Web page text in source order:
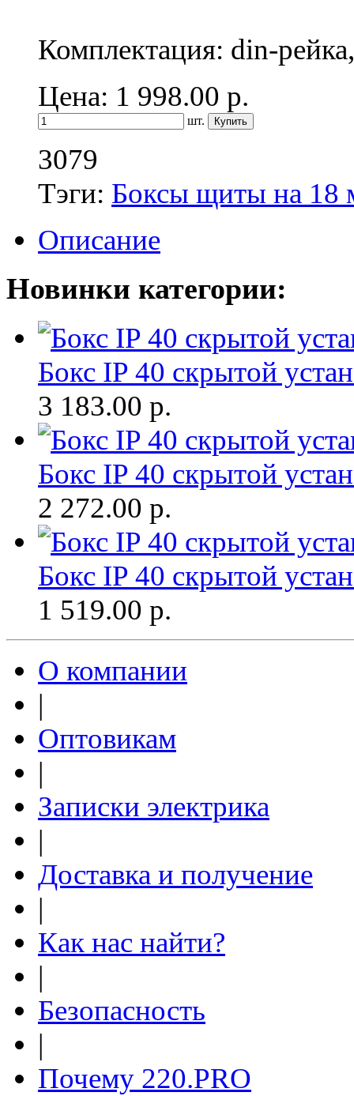
Комплектация: din-
Цена: 1 998.00 р.
шт.
3079
Тэги: Боксы щиты на 18
Описание
Новинки категории:
Бокс IP 40 скрытой
3 183.00 р.
Бокс IP 40 скрытой
2 272.00 р.
Бокс IP 40 скрытой
1 519.00 р.
О компании
|
Оптовикам
|
Записки электрика
|
Доставка и получение
|
Как нас найти?
|
Безопасность
|
Почему 220.PRO